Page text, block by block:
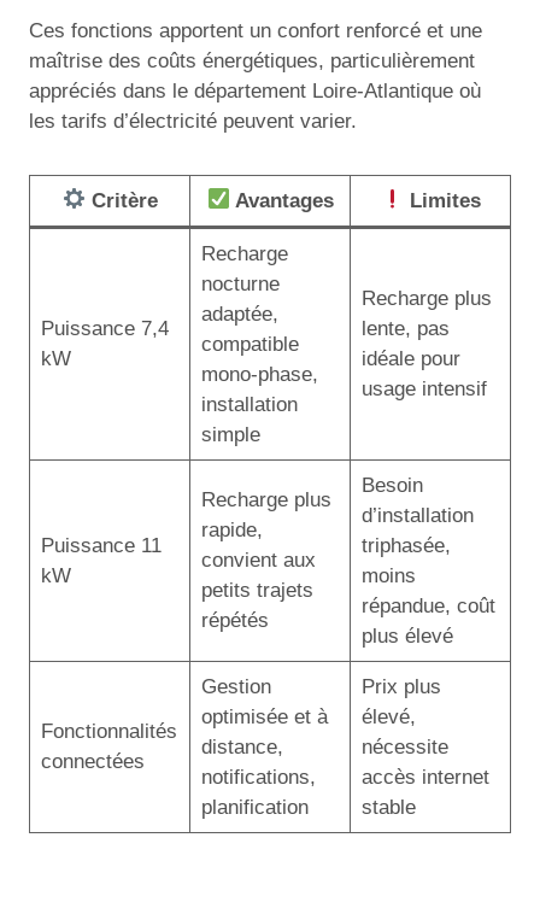
Ces fonctions apportent un confort renforcé et une
maîtrise des coûts énergétiques, particulièrement
appréciés dans le département Loire-Atlantique où
les tarifs d’électricité peuvent varier.
Critère Avantages Limites
Puissance 7,4
kW
Recharge
nocturne
adaptée,
compatible
mono-phase,
installation
simple
Recharge plus
lente, pas
idéale pour
usage intensif
Puissance 11
kW
Recharge plus
rapide,
convient aux
petits trajets
répétés
Besoin
d’installation
triphasée,
moins
répandue, coût
plus élevé
Fonctionnalités
connectées
Gestion
optimisée et à
distance,
notifications,
planification
Prix plus
élevé,
nécessite
accès internet
stable